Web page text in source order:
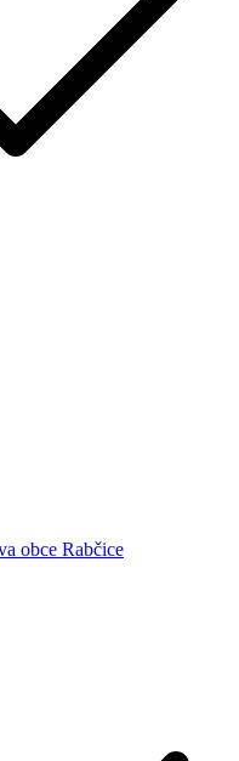
obce Rabčice